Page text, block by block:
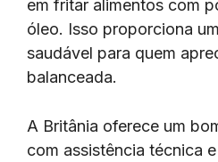
em fritar alimentos com
óleo. Isso proporciona
saudável para quem
balanceada.
A Britânia oferece um
com assistência técnica